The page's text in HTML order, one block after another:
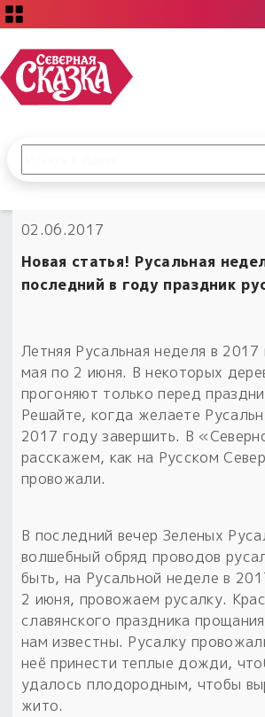
НОВИНКИ!
Книги
Издания о Славянской культуре и ведовстве
Обереги славян нательные
Обереги для дома и машины
Обрядовые предметы
Расходные материалы
Готовые заговоры и обряды
Сказки
Библиография
Об авторе и издательстве
Наборы для книг
Электронные книги
С чего начать?
Материалы
Расходные материалы
Гадание он-лайн
Приложение для гадания
Для чего:
Предметы
Магические наборы
Для алтаря
Расходные материалы
С чего начать?
Новые
в
«Резы Рода. Нежиты» и
Рода.Духи-Хозяева» с
толковники со значениями,
толкованиями
Введите текст и нажмите кнопку
02.06.2017
Новая статья! Русальная
последний в году праздник
Летняя Русальная неделя в
мая по 2 июня. В некоторых
прогоняют только перед
Решайте, когда желаете
2017 году завершить. В
расскажем, как на Русском
провожали.
В последний вечер Зеленых
волшебный обряд проводов
быть, на Русальной неделе в
2 июня, провожаем русалку.
славянского праздника
нам известны. Русалку
неё принести теплые дожди,
удалось плодородным, чтобы
жито.